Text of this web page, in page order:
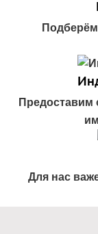
Предоставим
Для нас